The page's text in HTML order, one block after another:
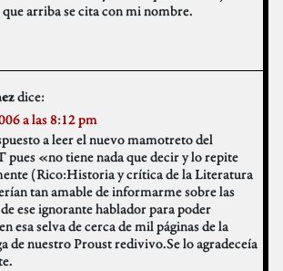
que arriba se cita con mi nombre.
dice:
a las 8:12 pm
a leer el nuevo mamotreto del
pues «no tiene nada que decir y lo repite
(Rico:Historia y crítica de la Literatura
tan amable de informarme sobre las
ese ignorante hablador para poder
esa selva de cerca de mil páginas de la
de nuestro Proust redivivo.Se lo agradeceía